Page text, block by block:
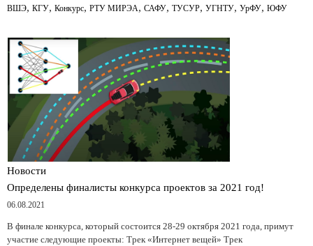
ВШЭ, КГУ, Конкурс, РТУ МИРЭА, САФУ, ТУСУР, УГНТУ, УрФУ, ЮФУ
Новости
Определены финалисты конкурса проектов за 2021 год!
06.08.2021
В финале конкурса, который состоится 28-29 октября 2021 года, примут
участие следующие проекты: Трек «Интернет вещей» Трек